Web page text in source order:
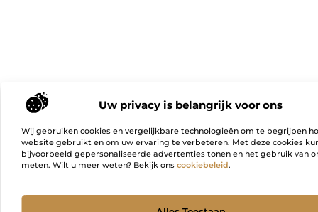
Uw privacy is belangrijk voor ons
Wij gebruiken cookies en vergelijkbare technologieën om te begrijpen
website gebruikt en om uw ervaring te verbeteren. Met deze cookies
bijvoorbeeld gepersonaliseerde advertenties tonen en het gebruik van
meten. Wilt u meer weten? Bekijk ons cookiebeleid.